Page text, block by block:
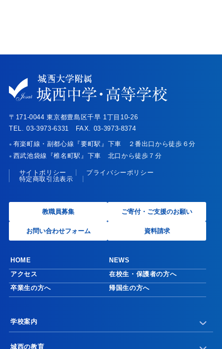
〒171-0044 東京都豊島区千早 1丁目10-26
TEL. 03-3973-6331 FAX. 03-3973-8374
● 有楽町線・副都心線『要町駅』下車 ２番出口から徒歩６分
● 西武池袋線『椎名町駅』下車 北口から徒歩７分
サイトポリシー
プライバシーポリシー
特定商取引法表示
教職員募集 ご寄付・ご支援のお願い
お問い合わせフォーム 資料請求
HOME
NEWS
アクセス
在校生・保護者の方へ
卒業生の方へ
帰国生の方へ
学校案内
城西の教育